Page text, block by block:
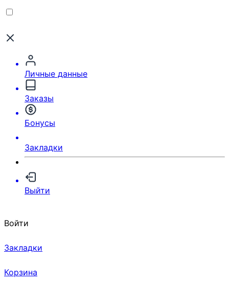
Личные данные
Заказы
Бонусы
Закладки
Выйти
Войти
Закладки
Корзина